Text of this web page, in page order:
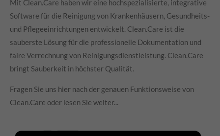
Mit Clean.Care haben wir eine hochspezialisierte, integrative
Software für die Reinigung von Krankenhäusern, Gesundheits-
und Pflegeeinrichtungen entwickelt. Clean.Care ist die
sauberste Lösung für die professionelle Dokumentation und
faire Verrechnung von Reinigungsdienstleistung. Clean.Care
bringt Sauberkeit in höchster Qualität.
Fragen Sie uns hier nach der genauen Funktionsweise von
Clean.Care oder lesen Sie weiter...